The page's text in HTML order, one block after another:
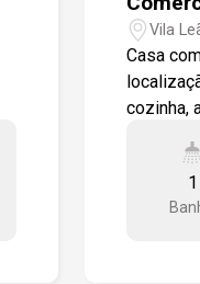
Vila
Casa
cozinha,
metros
1